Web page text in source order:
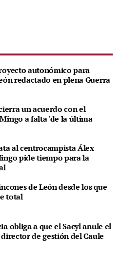
autonómico para
redactado en plena Guerra
un acuerdo con el
a falta 'de la última
al centrocampista Álex
pide tiempo para la
de León desde los que
total
obliga a que el Sacyl anule el
de gestión del Caule